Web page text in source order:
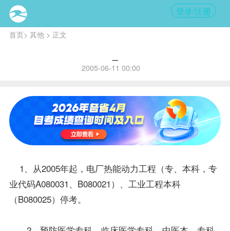
登录/注册
首页> 其他> 正文
2005-06-11 00:00
1、从2005年起，电厂热能动力工程（专、本科，专
业代码A080031、B080021）、工业工程本科
（B080025）停考。